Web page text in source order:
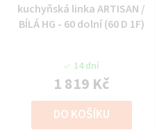
kuchyňská linka ARTISAN /
BÍLÁ HG - 60 dolní (60 D 1F)
14 dní
1 819 Kč
DO KOŠÍKU